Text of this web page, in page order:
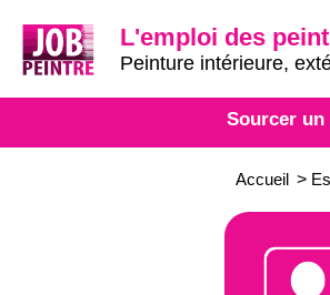
L'emploi des
Peinture intérieure,
Sourcer
Accueil >